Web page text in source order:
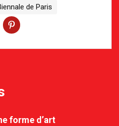
de Paris
forme d’art